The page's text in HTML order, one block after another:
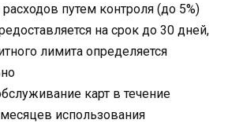
путем контроля (до 5%)
на срок до 30 дней,
лимита определяется
карт в течение
использования